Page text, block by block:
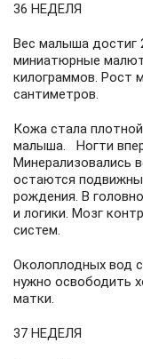
36 НЕДЕЛЯ
Вес малыша достиг
миниатюрные
килограммов. Рост
сантиметров.
Кожа стала
малыша. Ногти
Минерализовались
остаются
рождения. В
и логики. Мозг
систем.
Околоплодных вод
нужно освободить
матки.
37 НЕДЕЛЯ